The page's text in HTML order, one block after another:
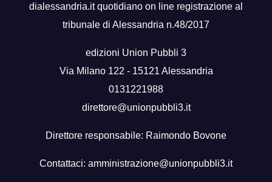
dialessandria.it quotidiano on line registrazione al
tribunale di Alessandria n.48/2017
edizioni Union Pubbli 3
Via Milano 122 - 15121 Alessandria
0131221988
direttore@unionpubbli3.it
Direttore responsabile: Raimondo Bovone
Contattaci: amministrazione@unionpubbli3.it